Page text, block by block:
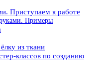
Приступаем к работе
Примеры
из ткани
классов по созданию